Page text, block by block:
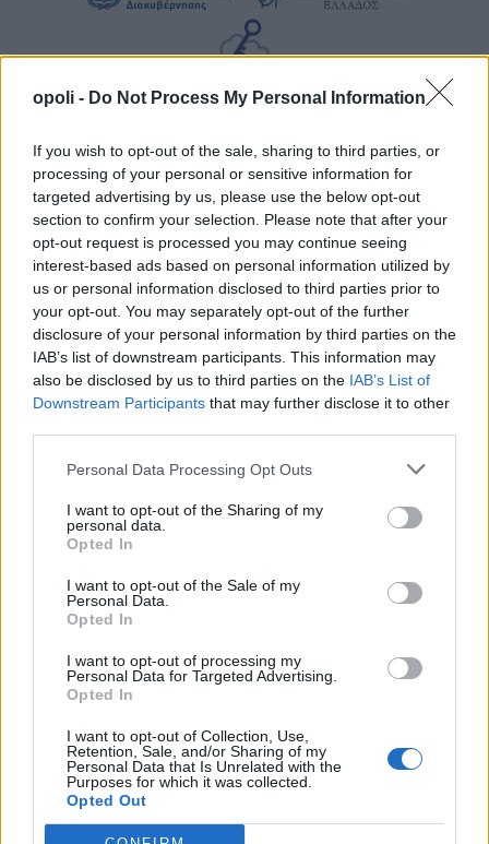
opoli - Do Not Process My Personal Information
If you wish to opt-out of the sale, sharing to third parties, or
processing of your personal or sensitive information for
targeted advertising by us, please use the below opt-out
section to confirm your selection. Please note that after your
opt-out request is processed you may continue seeing
interest-based ads based on personal information utilized by
us or personal information disclosed to third parties prior to
your opt-out. You may separately opt-out of the further
disclosure of your personal information by third parties on the
IAB’s list of downstream participants. This information may
also be disclosed by us to third parties on the IAB’s List of
Downstream Participants that may further disclose it to other
Personal Data Processing Opt Outs
I want to opt-out of the Sharing of my
personal data.
Opted In
I want to opt-out of the Sale of my
Personal Data.
Opted In
I want to opt-out of processing my
Personal Data for Targeted Advertising.
Opted In
I want to opt-out of Collection, Use,
Retention, Sale, and/or Sharing of my
Personal Data that Is Unrelated with the
Purposes for which it was collected.
Opted Out